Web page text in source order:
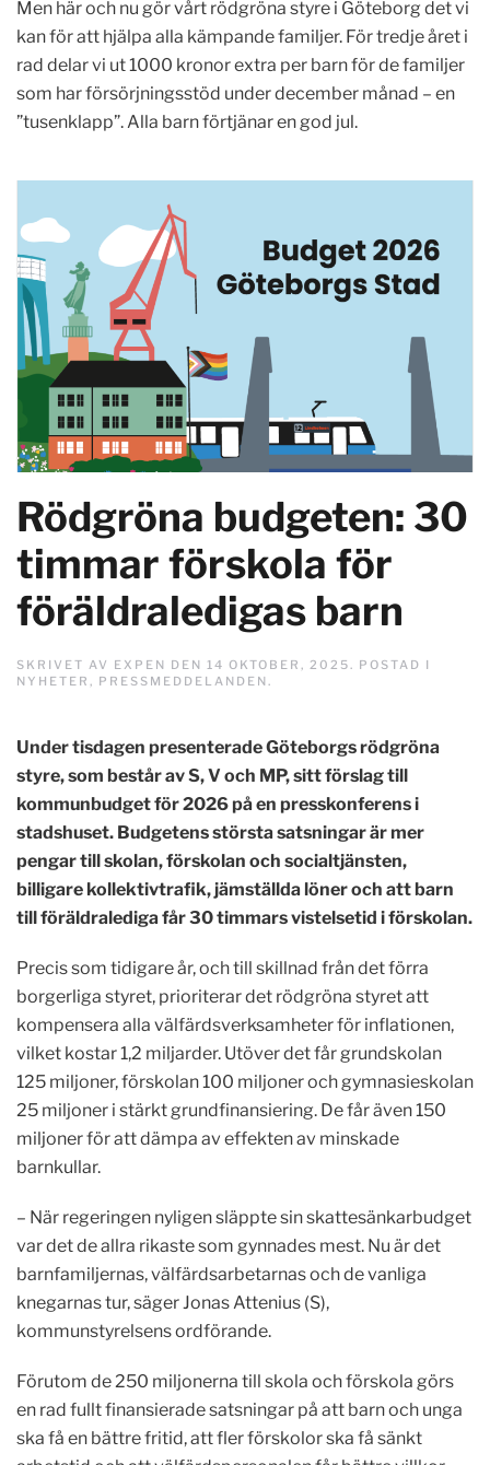
Men här och nu gör vårt rödgröna styre i Göteborg det vi
kan för att hjälpa alla kämpande familjer. För tredje året i
rad delar vi ut 1000 kronor extra per barn för de familjer
som har försörjningsstöd under december månad – en
”tusenklapp”. Alla barn förtjänar en god jul.
Rödgröna budgeten: 30
timmar förskola för
föräldraledigas barn
SKRIVET AV EXPEN DEN 14 OKTOBER, 2025 . POSTAD I
NYHETER , PRESSMEDDELANDEN .
Under tisdagen presenterade Göteborgs rödgröna
styre, som består av S, V och MP, sitt förslag till
kommunbudget för 2026 på en presskonferens i
stadshuset. Budgetens största satsningar är mer
pengar till skolan, förskolan och socialtjänsten,
billigare kollektivtrafik, jämställda löner och att barn
till föräldralediga får 30 timmars vistelsetid i förskolan.
Precis som tidigare år, och till skillnad från det förra
borgerliga styret, prioriterar det rödgröna styret att
kompensera alla välfärdsverksamheter för inflationen,
vilket kostar 1,2 miljarder. Utöver det får grundskolan
125 miljoner, förskolan 100 miljoner och gymnasieskolan
25 miljoner i stärkt grundfinansiering. De får även 150
miljoner för att dämpa av effekten av minskade
barnkullar.
– När regeringen nyligen släppte sin skattesänkarbudget
var det de allra rikaste som gynnades mest. Nu är det
barnfamiljernas, välfärdsarbetarnas och de vanliga
knegarnas tur, säger Jonas Attenius (S),
kommunstyrelsens ordförande.
Förutom de 250 miljonerna till skola och förskola görs
en rad fullt finansierade satsningar på att barn och unga
ska få en bättre fritid, att fler förskolor ska få sänkt